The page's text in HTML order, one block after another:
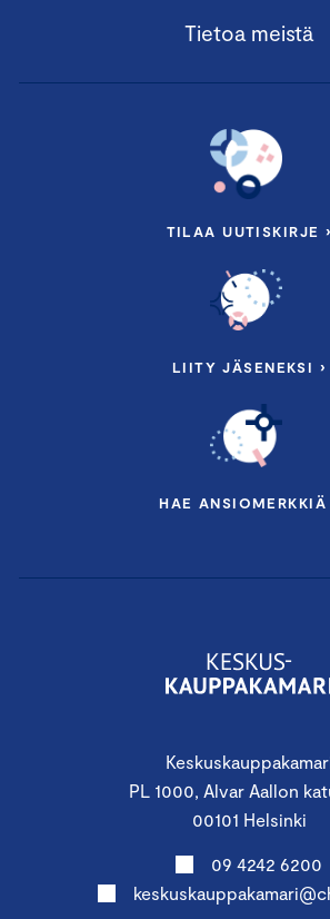
PL 1000, Alvar Aallon
00101 Helsinki
09 4242 6200
Tietoa meistä
TILAA UUTISKIRJE ›
LIITY JÄSENEKSI ›
HAE ANSIOMERKKIÄ